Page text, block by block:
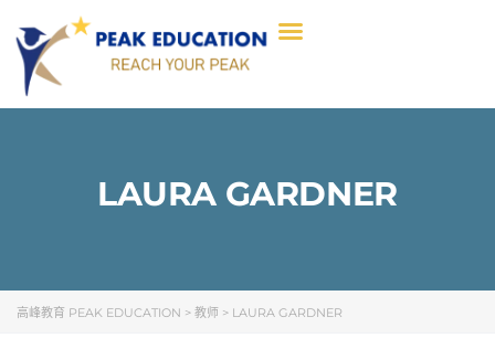
LAURA GARDNER
高峰教育 PEAK EDUCATION > 教师 > LAURA GARDNER